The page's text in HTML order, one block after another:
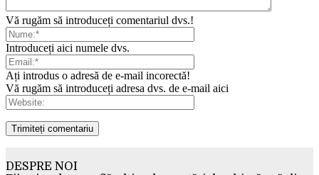
Vă rugăm să introduceți comentariul dvs.!
Introduceți aici numele dvs.
Ați introdus o adresă de e-mail incorectă!
Vă rugăm să introduceți adresa dvs. de e-mail aici
DESPRE NOI